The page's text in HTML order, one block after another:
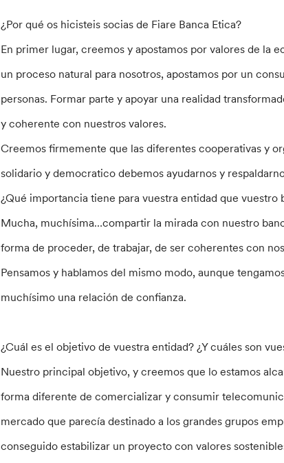
¿Por qué os hicisteis socias de Fiare Banca Etica?
En primer lugar, creemos y apostamos por valores de la
un proceso natural para nosotros, apostamos por un
personas. Formar parte y apoyar una realidad
y coherente con nuestros valores.
Creemos firmemente que las diferentes cooperativas y
solidario y democratico debemos ayudarnos y
¿Qué importancia tiene para vuestra entidad que vuestro
Mucha, muchísima…compartir la mirada con nuestro
forma de proceder, de trabajar, de ser coherentes con
Pensamos y hablamos del mismo modo, aunque
muchísimo una relación de confianza.
¿Cuál es el objetivo de vuestra entidad? ¿Y cuáles son
Nuestro principal objetivo, y creemos que lo estamos
forma diferente de comercializar y consumir
mercado que parecía destinado a los grandes grupos
conseguido estabilizar un proyecto con valores